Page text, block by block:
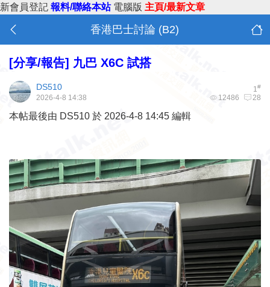
新會員登記 報料/聯絡本站 電腦版 主頁/最新文章
香港巴士討論 (B2)
[分享/報告] 九巴 X6C 試搭
1#
DS510
12486 28
2026-4-8 14:38
本帖最後由 DS510 於 2026-4-8 14:45 編輯